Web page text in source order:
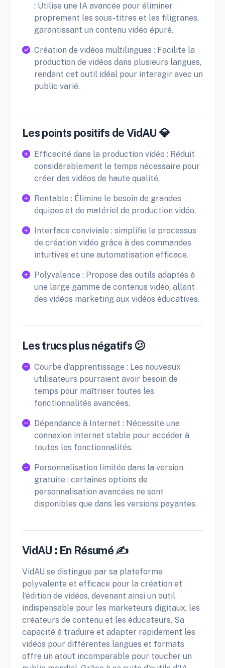
: Utilise une IA avancée pour éliminer
proprement les sous-titres et les filigranes,
garantissant un contenu vidéo épuré.
Création de vidéos multilingues : Facilite la
production de vidéos dans plusieurs langues,
rendant cet outil idéal pour interagir avec un
public varié.
Les points positifs de VidAU 💎
Efficacité dans la production vidéo : Réduit
considérablement le temps nécessaire pour
créer des vidéos de haute qualité.
Rentable : Élimine le besoin de grandes
équipes et de matériel de production vidéo.
Interface conviviale : simplifie le processus
de création vidéo grâce à des commandes
intuitives et une automatisation efficace.
Polyvalence : Propose des outils adaptés à
une large gamme de contenus vidéo, allant
des vidéos marketing aux vidéos éducatives.
Les trucs plus négatifs 😕
Courbe d'apprentissage : Les nouveaux
utilisateurs pourraient avoir besoin de
temps pour maîtriser toutes les
fonctionnalités avancées.
Dépendance à Internet : Nécessite une
connexion internet stable pour accéder à
toutes les fonctionnalités.
Personnalisation limitée dans la version
gratuite : certaines options de
personnalisation avancées ne sont
disponibles que dans les versions payantes.
VidAU : En Résumé ✍️
VidAU se distingue par sa plateforme
polyvalente et efficace pour la création et
l'édition de vidéos, devenant ainsi un outil
indispensable pour les marketeurs digitaux, les
créateurs de contenu et les éducateurs. Sa
capacité à traduire et adapter rapidement les
vidéos pour différentes langues et formats
offre un atout incomparable pour toucher un